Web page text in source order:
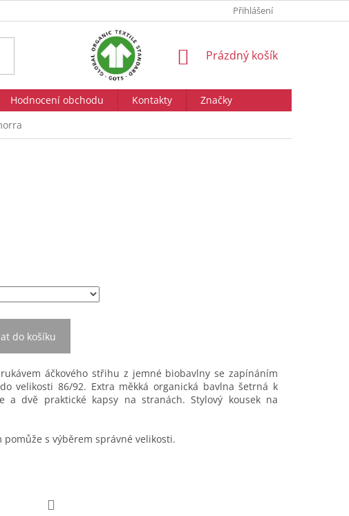
Přihlášení
NÁKUPNÍ
Prázdný košík
Hodnocení obchodu Kontakty
Značky
do košíku
áčkového střihu z jemné biobavlny se zapínáním
velikosti 86/92. Extra měkká organická bavlna šetrná k
a dvě praktické kapsy na stranách. Stylový kousek na
pomůže s výběrem správné velikosti.